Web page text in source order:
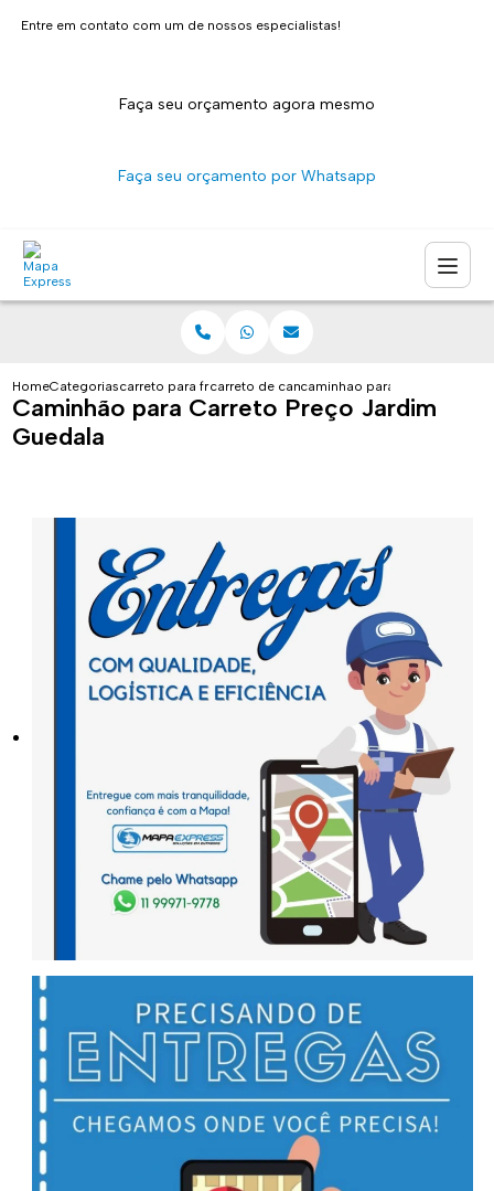
Entre em contato com um de nossos especialistas!
Faça seu orçamento agora mesmo
Faça seu orçamento por Whatsapp
HomeCategoriascarreto para fretescarreto de caminhao sao paulo
caminhao para carreto preco
Caminhão para Carreto Preço Jardim
Guedala